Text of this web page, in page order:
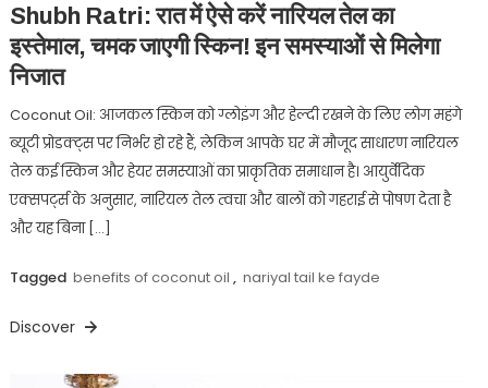
Shubh Ratri: रात में ऐसे करें नारियल तेल का
इस्तेमाल, चमक जाएगी स्किन! इन समस्याओं से मिलेगा
निजात
Coconut Oil: आजकल स्किन को ग्लोइंग और हेल्दी रखने के लिए लोग महंगे
ब्यूटी प्रोडक्ट्स पर निर्भर हो रहे हैं, लेकिन आपके घर में मौजूद साधारण नारियल
तेल कई स्किन और हेयर समस्याओं का प्राकृतिक समाधान है। आयुर्वेदिक
एक्सपर्ट्स के अनुसार, नारियल तेल त्वचा और बालों को गहराई से पोषण देता है
और यह बिना […]
Tagged benefits of coconut oil , nariyal tail ke fayde
Discover